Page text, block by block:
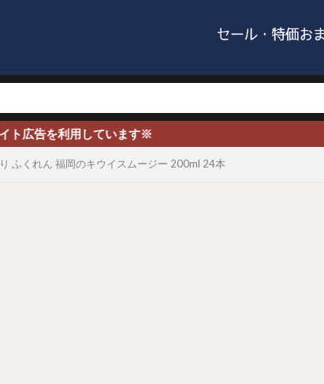
告を利用しています※
ふくれん 福岡のキウイスムージー 200ml 24本